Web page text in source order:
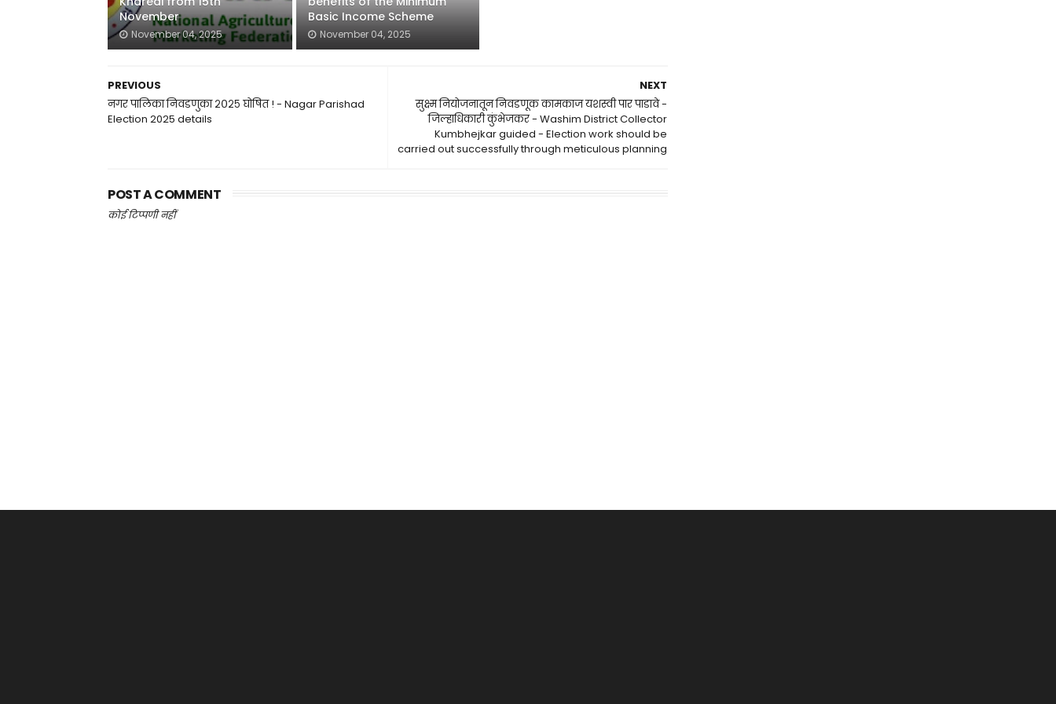
November
November 04, 2025
Basic Income Scheme
November 04, 2025
NEXT
सुक्ष्म नियोजनातून निवडणूक कामकाज यशस्वी पार पाडावे -
जिल्हाधिकारी कुंभेजकर - Washim District Collector
Kumbhejkar guided - Election work should be
carried out successfully through meticulous planning
PREVIOUS
नगर पालिका निवडणुका २०२५ घोषित ! - Nagar Parishad
Election 2025 details
POST A COMMENT
कोई टिप्पणी नहीं